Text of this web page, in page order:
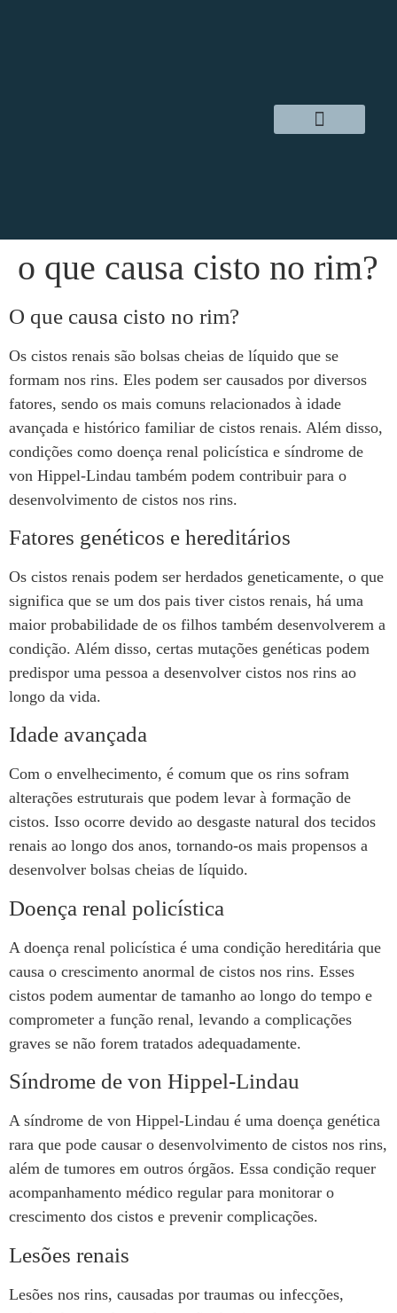
o que causa cisto no rim?
O que causa cisto no rim?
Os cistos renais são bolsas cheias de líquido que se
formam nos rins. Eles podem ser causados por diversos
fatores, sendo os mais comuns relacionados à idade
avançada e histórico familiar de cistos renais. Além disso,
condições como doença renal policística e síndrome de
von Hippel-Lindau também podem contribuir para o
desenvolvimento de cistos nos rins.
Fatores genéticos e hereditários
Os cistos renais podem ser herdados geneticamente, o que
significa que se um dos pais tiver cistos renais, há uma
maior probabilidade de os filhos também desenvolverem a
condição. Além disso, certas mutações genéticas podem
predispor uma pessoa a desenvolver cistos nos rins ao
longo da vida.
Idade avançada
Com o envelhecimento, é comum que os rins sofram
alterações estruturais que podem levar à formação de
cistos. Isso ocorre devido ao desgaste natural dos tecidos
renais ao longo dos anos, tornando-os mais propensos a
desenvolver bolsas cheias de líquido.
Doença renal policística
A doença renal policística é uma condição hereditária que
causa o crescimento anormal de cistos nos rins. Esses
cistos podem aumentar de tamanho ao longo do tempo e
comprometer a função renal, levando a complicações
graves se não forem tratados adequadamente.
Síndrome de von Hippel-Lindau
A síndrome de von Hippel-Lindau é uma doença genética
rara que pode causar o desenvolvimento de cistos nos rins,
além de tumores em outros órgãos. Essa condição requer
acompanhamento médico regular para monitorar o
crescimento dos cistos e prevenir complicações.
Lesões renais
Lesões nos rins, causadas por traumas ou infecções,